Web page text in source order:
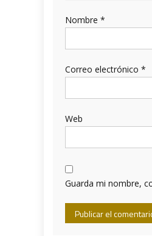
Nombre *
Correo electrónico *
Web
Guarda mi nombre,